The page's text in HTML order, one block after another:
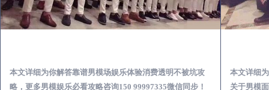
本文详细为你解答靠谱男模场娱乐体验消费透明不被坑攻
略，更多男模娱乐必看攻略咨询150 99997335微信同步！
本文详细
关于男模